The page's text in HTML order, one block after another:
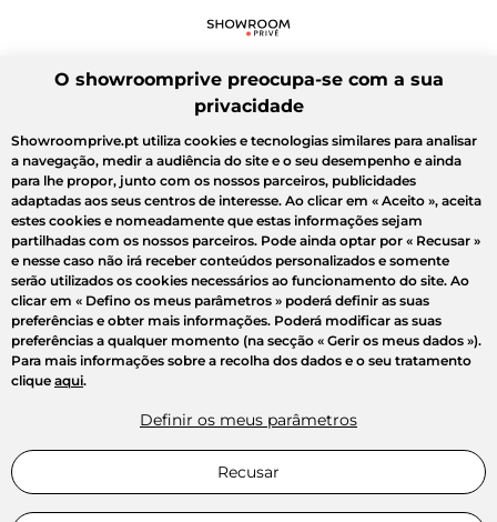
O showroomprive preocupa-se com a sua
privacidade
Showroomprive.pt utiliza cookies e tecnologias similares para analisar
a navegação, medir a audiência do site e o seu desempenho e ainda
para lhe propor, junto com os nossos parceiros, publicidades
adaptadas aos seus centros de interesse. Ao clicar em « Aceito », aceita
estes cookies e nomeadamente que estas informações sejam
partilhadas com os nossos parceiros. Pode ainda optar por « Recusar »
e nesse caso não irá receber conteúdos personalizados e somente
serão utilizados os cookies necessários ao funcionamento do site. Ao
clicar em « Defino os meus parâmetros » poderá definir as suas
preferências e obter mais informações. Poderá modificar as suas
preferências a qualquer momento (na secção « Gerir os meus dados »).
Para mais informações sobre a recolha dos dados e o seu tratamento
clique aqui.
Definir os meus parâmetros
Recusar